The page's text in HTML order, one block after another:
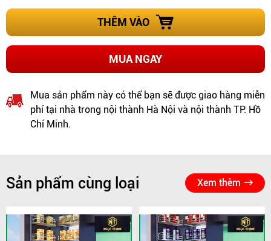
THÊM VÀO
MUA NGAY
Mua sản phẩm này có thể bạn sẽ được giao hàng miễn
phí tại nhà trong nội thành Hà Nội và nội thành TP. Hồ
Chí Minh.
Sản phẩm cùng loại Xem thêm